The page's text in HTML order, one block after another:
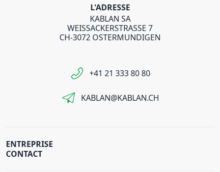
L'ADRESSE
KABLAN SA
WEISSACKERSTRASSE 7
CH-3072 OSTERMUNDIGEN
+41 21 333 80 80
KABLAN@KABLAN.CH
ENTREPRISE
CONTACT